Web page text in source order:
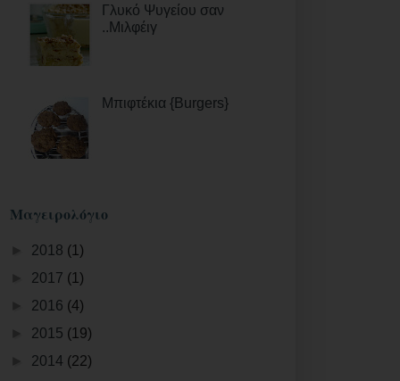
Γλυκό Ψυγείου σαν
..Μιλφέιγ
Μπιφτέκια {Βurgers}
Μαγειρολόγιο
2018 (1)
2017 (1)
2016 (4)
2015 (19)
2014 (22)